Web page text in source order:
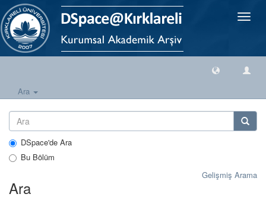
Geçiş
Ara
DSpace'de Ara
Bu Bölüm
Gelişmiş Arama
Ara